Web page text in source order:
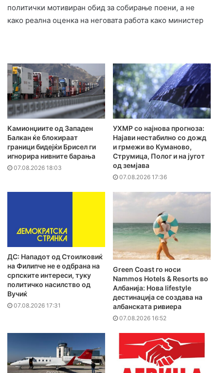
политички мотивиран обид за собирање поени, а не
како реална оценка на неговата работа како министер
Камионџиите од Западен
Балкан ќе блокираат
граници бидејќи Брисел ги
игнорира нивните барања
07.08.2026 18:03
УХМР со најнова прогноза:
Најави нестабилно со дожд
и грмежи во Куманово,
Струмица, Полог и на југот
од земјава
07.08.2026 17:36
ДС: Нападот од Стоилковиќ
на Филипче не е одбрана на
српските интереси, туку
политичко насилство од
Вучиќ
07.08.2026 17:31
Green Coast го носи
Nammos Hotels & Resorts во
Албанија: Нова lifestyle
дестинација се создава на
албанската ривиера
07.08.2026 16:52